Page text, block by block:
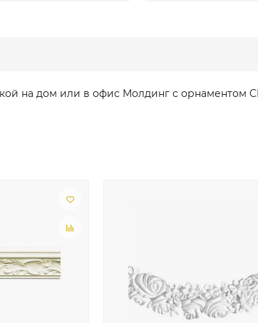
на дом или в офис Молдинг с орнаментом